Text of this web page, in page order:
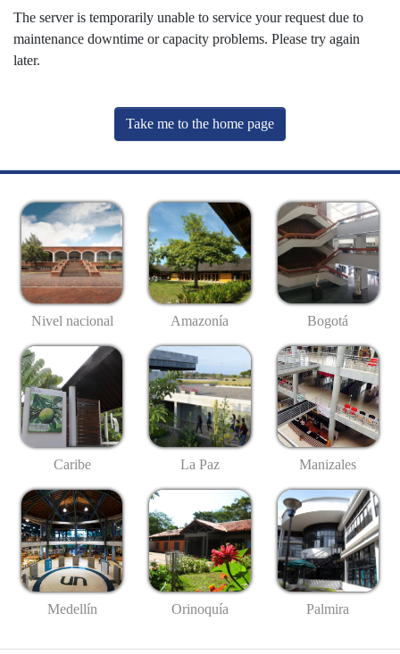
The server is temporarily unable to service your request due to
maintenance downtime or capacity problems. Please try again
later.
Take me to the home page
Nivel nacional Amazonía Bogotá
Caribe La Paz Manizales
Medellín Orinoquía Palmira